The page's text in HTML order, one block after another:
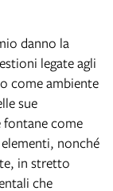
danno la
legate agli
come ambiente
sue
fontane come
nonché
in stretto
che